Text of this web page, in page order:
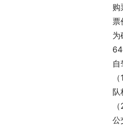
购
票
为
自
队
公